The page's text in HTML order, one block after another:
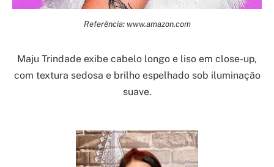
Referência: www.amazon.com
Maju Trindade exibe cabelo longo e liso em close-up,
com textura sedosa e brilho espelhado sob iluminação
suave.